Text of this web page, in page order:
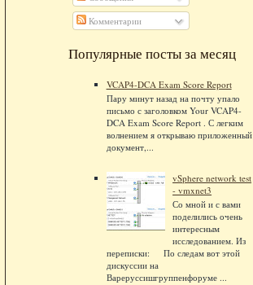
Комментарии
Популярные посты за месяц
VCAP4-DCA Exam Score Report
Пару минут назад на почту упало
письмо с заголовком Your VCAP4-
DCA Exam Score Report . С легким
волнением я открываю приложенный
документ,...
vSphere network test
- vmxnet3
Со мной и с вами
поделились очень
интересным
исследованием. Из
переписки: По следам вот этой
дискуссии на
Вареруссишгруппенфоруме ...